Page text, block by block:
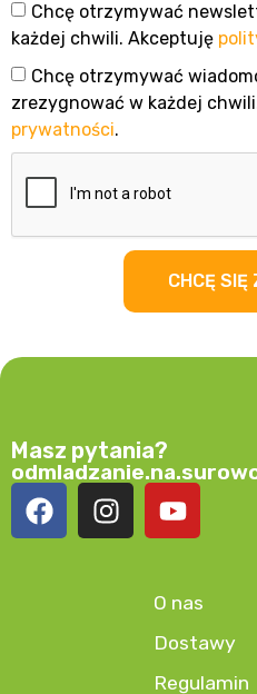
Chcę otrzymywać
każdej chwili. Akceptuję
Chcę otrzymywać
zrezygnować w każdej
prywatności.
CHCĘ SIĘ
O nas
Dostawy
Regulamin
Masz pytania?